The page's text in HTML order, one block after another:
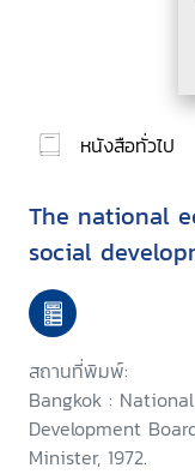
หนังสือทั่วไป
The national
social
สถานที่พิมพ์:
Bangkok :
Development
Minister, 1972.